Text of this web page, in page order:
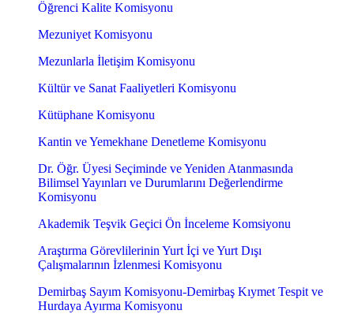
Öğrenci Kalite Komisyonu
Mezuniyet Komisyonu
Mezunlarla İletişim Komisyonu
Kültür ve Sanat Faaliyetleri Komisyonu
Kütüphane Komisyonu
Kantin ve Yemekhane Denetleme Komisyonu
Dr. Öğr. Üyesi Seçiminde ve Yeniden Atanmasında
Bilimsel Yayınları ve Durumlarını Değerlendirme
Komisyonu
Akademik Teşvik Geçici Ön İnceleme Komsiyonu
Araştırma Görevlilerinin Yurt İçi ve Yurt Dışı
Çalışmalarının İzlenmesi Komisyonu
Demirbaş Sayım Komisyonu-Demirbaş Kıymet Tespit ve
Hurdaya Ayırma Komisyonu